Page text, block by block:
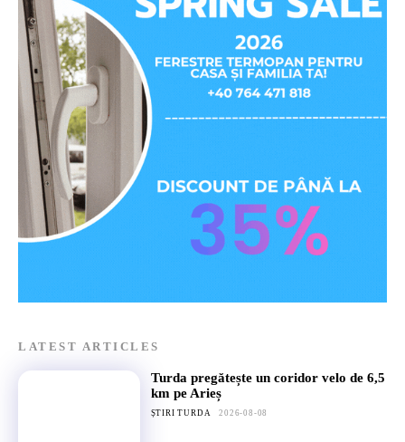
LATEST ARTICLES
Turda pregătește un coridor velo de 6,5
km pe Arieș
ȘTIRI TURDA 2026-08-08